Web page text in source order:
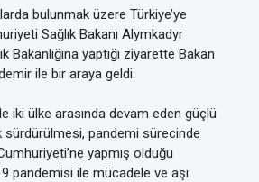
bulunmak üzere Türkiye’ye
Sağlık Bakanı Alymkadyr
Bakanlığına yaptığı ziyarette Bakan
ile bir araya geldi.
iki ülke arasında devam eden güçlü
sürdürülmesi, pandemi sürecinde
yapmış olduğu
pandemisi ile mücadele ve aşı